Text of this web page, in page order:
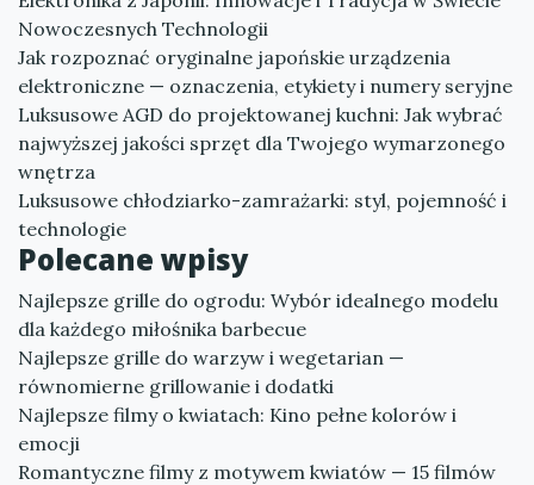
Nowoczesnych Technologii
Jak rozpoznać oryginalne japońskie urządzenia
elektroniczne — oznaczenia, etykiety i numery seryjne
Luksusowe AGD do projektowanej kuchni: Jak wybrać
najwyższej jakości sprzęt dla Twojego wymarzonego
wnętrza
Luksusowe chłodziarko-zamrażarki: styl, pojemność i
technologie
Polecane wpisy
Najlepsze grille do ogrodu: Wybór idealnego modelu
dla każdego miłośnika barbecue
Najlepsze grille do warzyw i wegetarian —
równomierne grillowanie i dodatki
Najlepsze filmy o kwiatach: Kino pełne kolorów i
emocji
Romantyczne filmy z motywem kwiatów — 15 filmów